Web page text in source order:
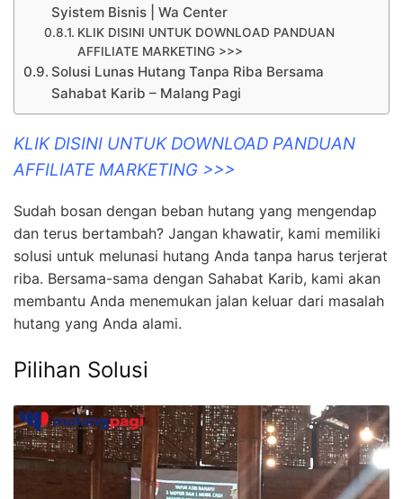
Syistem Bisnis | Wa Center
KLIK DISINI UNTUK DOWNLOAD PANDUAN
AFFILIATE MARKETING >>>
Solusi Lunas Hutang Tanpa Riba Bersama
Sahabat Karib – Malang Pagi
KLIK DISINI UNTUK DOWNLOAD PANDUAN
AFFILIATE MARKETING >>>
Sudah bosan dengan beban hutang yang mengendap
dan terus bertambah? Jangan khawatir, kami memiliki
solusi untuk melunasi hutang Anda tanpa harus terjerat
riba. Bersama-sama dengan Sahabat Karib, kami akan
membantu Anda menemukan jalan keluar dari masalah
hutang yang Anda alami.
Pilihan Solusi